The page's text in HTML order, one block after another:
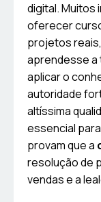
digital. Muitos
oferecer
projetos
aprendesse a
aplicar o
autoridade
altíssima
essencial
provam que a
resolução de
vendas e a